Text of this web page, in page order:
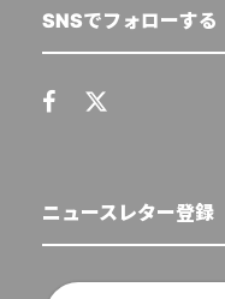
SNSでフォローする
ニュースレター登録